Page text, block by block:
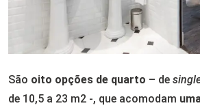
São oito opções de quarto – de
de 10,5 a 23 m2 -, que acomodam